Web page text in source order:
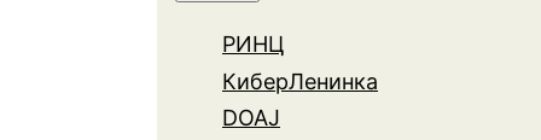
РИНЦ
КиберЛенинка
DOAJ